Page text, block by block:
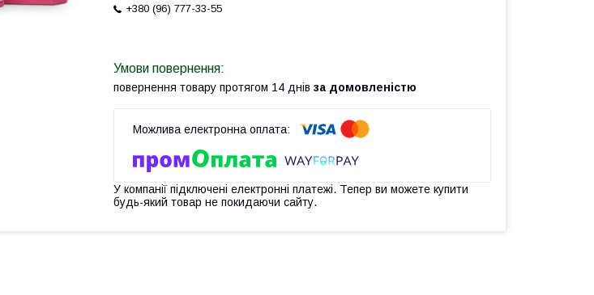
+380 (96) 777-33-55
повернення товару протягом 14 днів за домовленістю
У компанії підключені електронні платежі. Тепер ви можете купити
будь-який товар не покидаючи сайту.